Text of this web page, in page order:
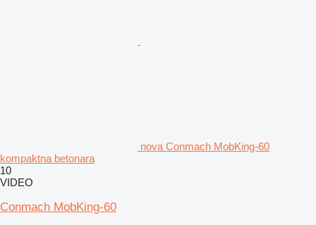
nova Conmach MobKing-60
kompaktna betonara
10
VIDEO
Conmach MobKing-60